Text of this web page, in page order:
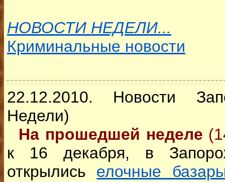
НОВОСТИ НЕДЕЛИ...
Криминальные новости
22.12.2010. Новости
Недели)
На прошедшей неделе
к 16 декабря, в
открылись елочные